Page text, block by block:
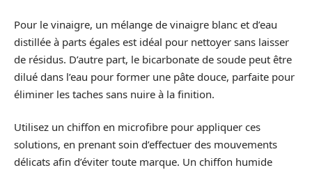
Pour le vinaigre, un mélange de vinaigre blanc et d’eau
distillée à parts égales est idéal pour nettoyer sans laisser
de résidus. D’autre part, le bicarbonate de soude peut être
dilué dans l’eau pour former une pâte douce, parfaite pour
éliminer les taches sans nuire à la finition.
Utilisez un chiffon en microfibre pour appliquer ces
solutions, en prenant soin d’effectuer des mouvements
délicats afin d’éviter toute marque. Un chiffon humide